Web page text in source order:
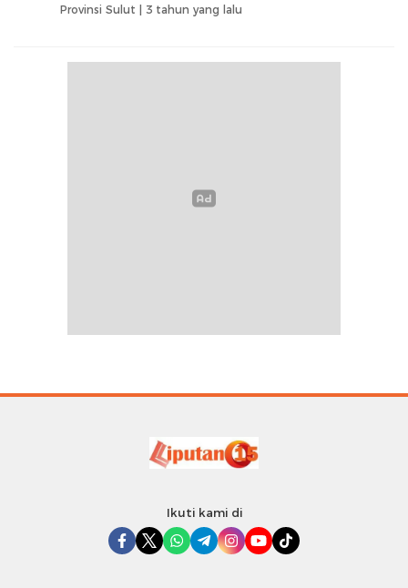
Provinsi Sulut | 3 tahun yang lalu
Ikuti kami di